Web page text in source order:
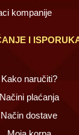
kompanije
I
Kako naručiti?
Načini plaćanja
Način dostave